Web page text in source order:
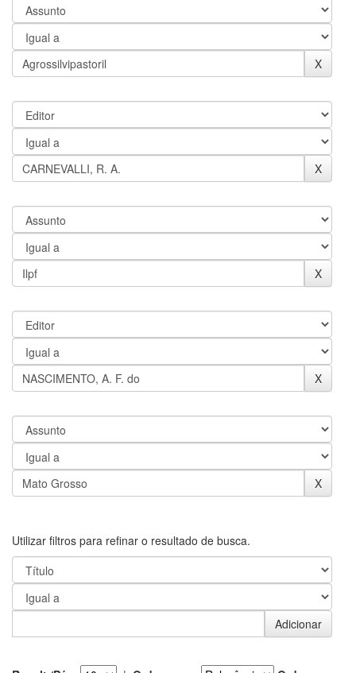
Utilizar filtros para refinar o resultado de busca.